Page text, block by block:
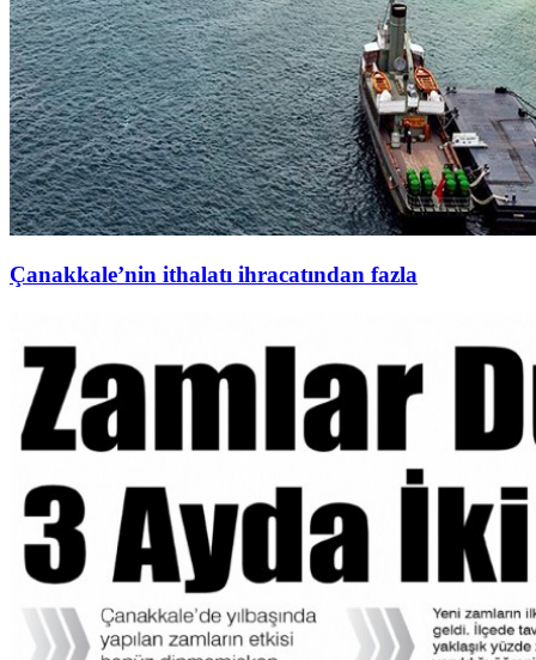
Çanakkale’nin ithalatı ihracatından fazla